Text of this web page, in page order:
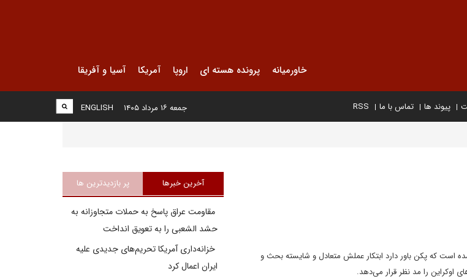
خاورمیانه پرونده هسته ای اروپا آمریکا آسیا و آفریقا
پیوند ها تماس با ما RSS
ENGLISH جمعه ۱۶ مرداد ۱۴۰۵
است که پکن باور دارد ابتکار عملش متعادل و شایسته بحث و
اوکراین را مد نظر قرار می‌دهد.
آخرین خبرها پر بازدیدترین ها
مقاومت عراق پاسخ به حملات متجاوزانه به
حشد الشعبی را به تعویق انداخت
خزانه‌داری آمریکا تحریم‌های جدیدی علیه
ایران اعمال کرد